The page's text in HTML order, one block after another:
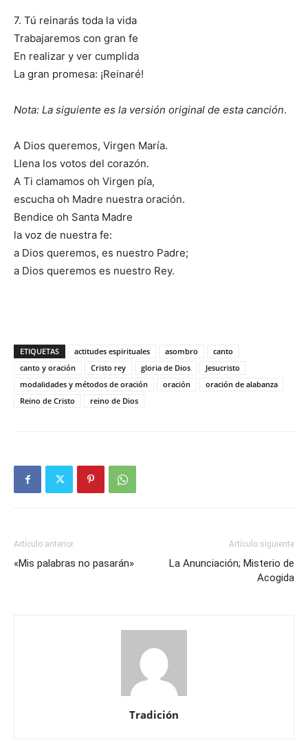
7. Tú reinarás toda la vida
Trabajaremos con gran fe
En realizar y ver cumplida
La gran promesa: ¡Reinaré!
Nota: La siguiente es la versión original de esta canción.
A Dios queremos, Virgen María.
Llena los votos del corazón.
A Ti clamamos oh Virgen pía,
escucha oh Madre nuestra oración.
Bendice oh Santa Madre
la voz de nuestra fe:
a Dios queremos, es nuestro Padre;
a Dios queremos es nuestro Rey.
ETIQUETAS actitudes espirituales asombro
canto
canto y oración
Cristo rey gloria de Dios
Jesucristo
modalidades y métodos de oración
oración
oración de alabanza
Reino de Cristo
reino de Dios
Artículo anterior
«Mis palabras no pasarán»
Artículo siguiente
La Anunciación; Misterio de
Acogida
Tradición